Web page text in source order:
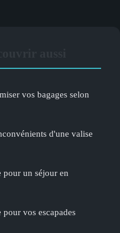
vos bagages selon
d'une valise
pour un séjour en
vos escapades